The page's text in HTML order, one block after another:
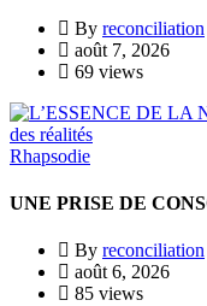
By reconciliation
août 7, 2026
69 views
Rhapsodie
UNE PRISE DE
By reconciliation
août 6, 2026
85 views